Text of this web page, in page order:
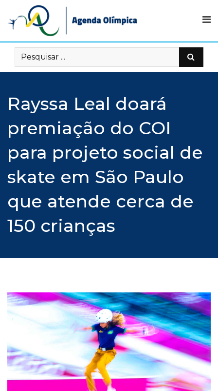
content
Rayssa Leal doará
premiação do COI
para projeto social de
skate em São Paulo
que atende cerca de
150 crianças